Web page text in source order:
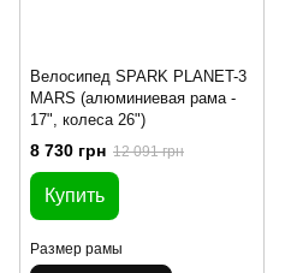
Велосипед SPARK PLANET-3
MARS (алюминиевая рама -
17", колеса 26")
8 730 грн 12 091 грн
Купить
Размер рамы